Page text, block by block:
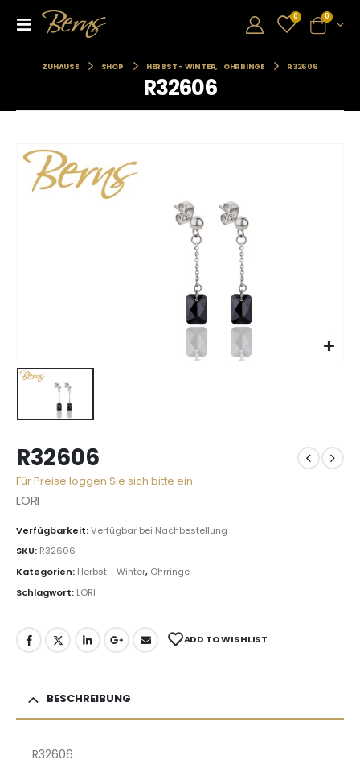
0 0
ZUHAUSE SHOP HERBST - WINTER, OHRRINGE R32606
R32606
R32606
Für Preise loggen Sie sich bitte ein
LORI
Verfügbarkeit:Verfügbar bei Nachbestellung
SKU: R32606
Kategorien: Herbst - Winter, Ohrringe
Schlagwort: LORI
ADD TO WISHLIST
BESCHREIBUNG
R32606